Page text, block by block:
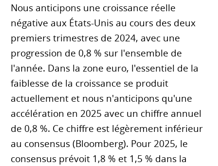
Nous anticipons une croissance réelle
négative aux États-Unis au cours des deux
premiers trimestres de 2024, avec une
progression de 0,8 % sur l'ensemble de
l'année. Dans la zone euro, l'essentiel de la
faiblesse de la croissance se produit
actuellement et nous n'anticipons qu'une
accélération en 2025 avec un chiffre annuel
de 0,8 %. Ce chiffre est légèrement inférieur
au consensus (Bloomberg). Pour 2025, le
consensus prévoit 1,8 % et 1,5 % dans la